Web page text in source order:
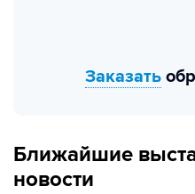
Заказать
Ближайшие
новости